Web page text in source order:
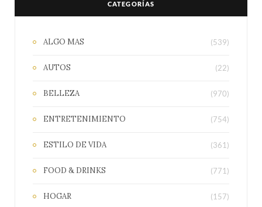
CATEGORÍAS
ALGO MAS (539)
AUTOS (22)
BELLEZA (970)
ENTRETENIMIENTO (754)
ESTILO DE VIDA (361)
FOOD & DRINKS (771)
HOGAR (157)